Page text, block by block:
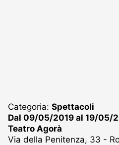
Categoria: Spettacoli
Dal 09/05/2019 al 19/05/
Teatro Agorà
Via della Penitenza, 33 -